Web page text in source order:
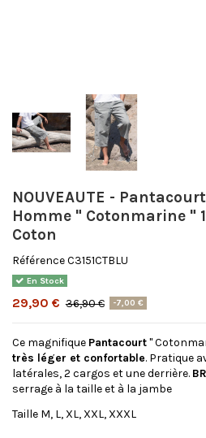
NOUVEAUTE - Pantacourt
Homme " Cotonmarine "
Coton
RéférenceC3151CTBLU
En Stock
29,90 € 36,90 € -7,00 €
Ce magnifique Pantacourt"
très léger et confortable. Pratique
latérales, 2 cargos et une derrière.
serrage à la taille et à la jambe
Taille M, L, XL, XXL, XXXL